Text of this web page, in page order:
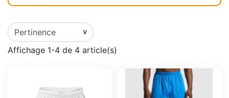
Affichage 1-4 de 4 article(s)